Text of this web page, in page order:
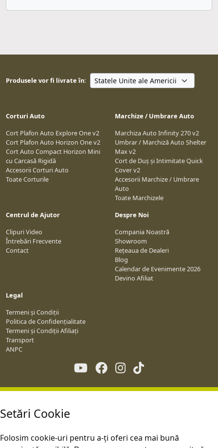
Setări Cookie
Folosim cookie-uri pentru a-ți oferi cea mai bună
Produsele vor fi livrate în:
Corturi Auto
Cort Plafon Auto Explore One v2
Cort Plafon Auto Horizon One v2
Cort Auto Compact Horizon Mini
cu Carcasă Rigidă
Accesorii Corturi Auto
Toate Corturile
Marchize / Umbrare Auto
Marchiza Auto Infinity 270 v2
Umbrar / Marchiză Auto Shelter
Max v2
Cort de Duș și Intimitate Quick
Cover v2
Accesorii Marchize / Umbrare
Auto
Toate Marchizele
Centrul de Ajutor
Clipuri Video
Întrebări Frecvente
Contact
Despre Noi
Compania Noastră
Showroom
Rețeaua de Dealeri
Blog
Calendar de Evenimente 2026
Devino Afiliat
Legal
Termeni și Condiții
Politica de Confidențialitate
Termeni și Condiții Afiliați
Transport
ANPC